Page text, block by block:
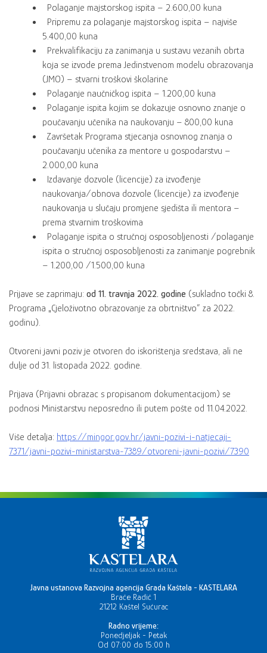
Polaganje majstorskog ispita – 2.600,00 kuna
Pripremu za polaganje majstorskog ispita – najviše
5.400,00 kuna
Prekvalifikaciju za zanimanja u sustavu vezanih obrta
koja se izvode prema Jedinstvenom modelu obrazovanja
(JMO) – stvarni troškovi školarine
Polaganje naučničkog ispita – 1.200,00 kuna
Polaganje ispita kojim se dokazuje osnovno znanje o
poučavanju učenika na naukovanju – 800,00 kuna
Završetak Programa stjecanja osnovnog znanja o
poučavanju učenika za mentore u gospodarstvu –
2.000,00 kuna
Izdavanje dozvole (licencije) za izvođenje
naukovanja/obnova dozvole (licencije) za izvođenje
naukovanja u slučaju promjene sjedišta ili mentora –
prema stvarnim troškovima
Polaganje ispita o stručnoj osposobljenosti /polaganje
ispita o stručnoj osposobljenosti za zanimanje pogrebnik
– 1.200,00 /1.500,00 kuna
Prijave se zaprimaju: od 11. travnja 2022. godine (sukladno točki 8.
Programa „Cjeloživotno obrazovanje za obrtništvo“ za 2022.
godinu).
Otvoreni javni poziv je otvoren do iskorištenja sredstava, ali ne
dulje od 31. listopada 2022. godine.
Prijava (Prijavni obrazac s propisanom dokumentacijom) se
podnosi Ministarstvu neposredno ili putem pošte od 11.04.2022.
Više detalja: https://mingor.gov.hr/javni-pozivi-i-natjecaji-
7371/javni-pozivi-ministarstva-7389/otvoreni-javni-pozivi/7390
Javna ustanova Razvojna agencija Grada Kaštela - KASTELARA
Braće Radić 1
21212 Kaštel Sućurac
Radno vrijeme:
Ponedjeljak - Petak
Od 07:00 do 15:00 h